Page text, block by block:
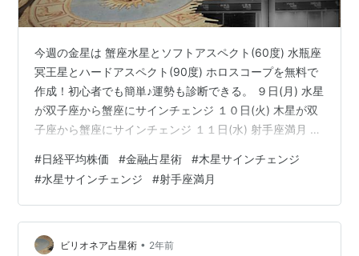
今週の金星は 蟹座水星とソフトアスペクト(60度) 水瓶座
冥王星とハードアスペクト(90度) ホロスコープを無料で
作成！初心者でも簡単♪運勢も診断できる。 ９日(月) 水星
が双子座から蟹座にサインチェンジ １０日(火) 木星が双
子座から蟹座にサインチェンジ １１日(水) 射手座満月 約
と呼ばれる木星が 双子座から蟹座に入宮します 「蟹座」
は家族、仲間、居場所を表すサイン(星座) 蟹座木星期の
今は特に大切にしてほしいです 新月・満月の頃の取引は
慎重に。 今週は少し注意した方がいいかもしれません
尚、天体の相場への影響は前後３営業日と言われていま
#日経平均株価 #金融占星術 #木星サインチェンジ
#水星サインチェンジ #射手座満月
ビリオネア占星術 • 2年前